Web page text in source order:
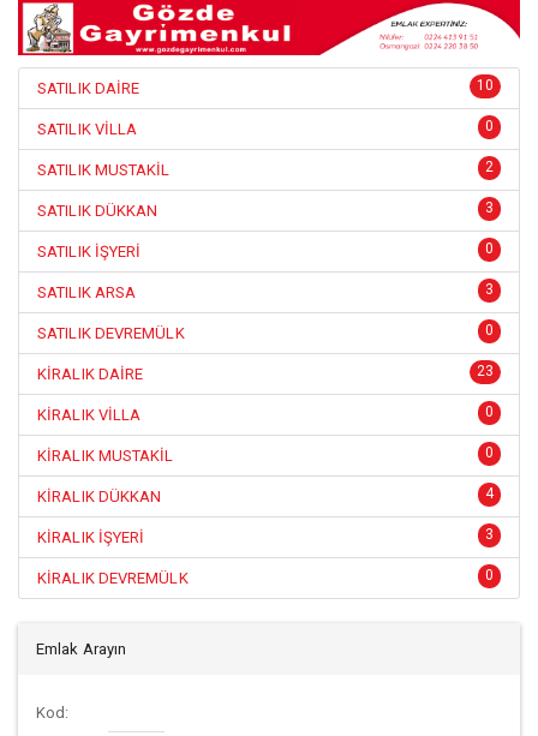
10
SATILIK DAİRE
0
SATILIK VİLLA
2
SATILIK MUSTAKİL
3
SATILIK DÜKKAN
0
SATILIK İŞYERİ
3
SATILIK ARSA
0
SATILIK DEVREMÜLK
23
KİRALIK DAİRE
0
KİRALIK VİLLA
0
KİRALIK MUSTAKİL
4
KİRALIK DÜKKAN
3
KİRALIK İŞYERİ
0
KİRALIK DEVREMÜLK
Emlak Arayın
Kod: